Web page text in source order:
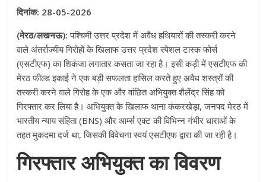
दिनांक: 28-05-2026
(मेरठ/लखनऊ): पश्चिमी उत्तर प्रदेश में अवैध हथियारों की तस्करी करने
वाले अंतर्राज्यीय गिरोहों के खिलाफ उत्तर प्रदेश स्पेशल टास्क फोर्स
(एसटीएफ) का शिकंजा लगातार कसता जा रहा है। इसी कड़ी में एसटीएफ की
मेरठ फील्ड इकाई ने एक बड़ी सफलता हासिल करते हुए अवैध शस्त्रों की
तस्करी करने वाले गिरोह के एक और वांछित अभियुक्त शैलेंद्र सिंह को
गिरफ्तार कर लिया है। अभियुक्त के खिलाफ थाना कंकरखेड़ा, जनपद मेरठ में
भारतीय न्याय संहिता (BNS) और आर्म्स एक्ट की विभिन्न गंभीर धाराओं के
तहत मुकदमा दर्ज था, जिसकी विवेचना स्वयं एसटीएफ द्वारा की जा रही है।
गिरफ्तार अभियुक्त का विवरण